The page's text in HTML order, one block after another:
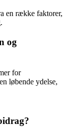
en række faktorer,
og
for
løbende ydelse,